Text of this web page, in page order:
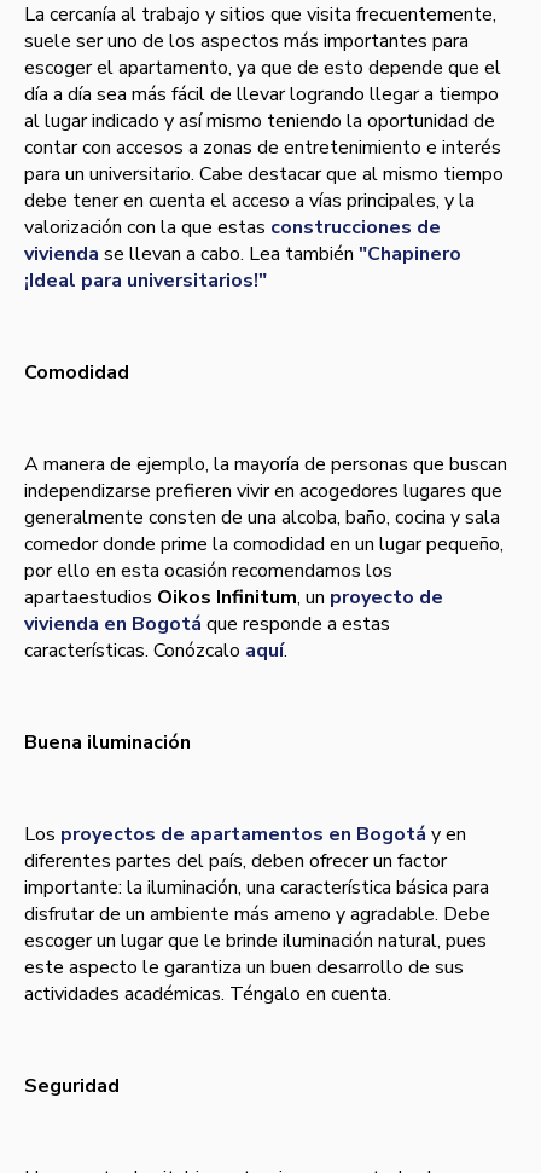
La cercanía al trabajo y sitios que visita frecuentemente,
suele ser uno de los aspectos más importantes para
escoger el apartamento, ya que de esto depende que el
día a día sea más fácil de llevar logrando llegar a tiempo
al lugar indicado y así mismo teniendo la oportunidad de
contar con accesos a zonas de entretenimiento e interés
para un universitario. Cabe destacar que al mismo tiempo
debe tener en cuenta el acceso a vías principales, y la
valorización con la que estas construcciones de
vivienda se llevan a cabo. Lea también "Chapinero
¡Ideal para universitarios!"
Comodidad
A manera de ejemplo, la mayoría de personas que buscan
independizarse prefieren vivir en acogedores lugares que
generalmente consten de una alcoba, baño, cocina y sala
comedor donde prime la comodidad en un lugar pequeño,
por ello en esta ocasión recomendamos los
apartaestudios Oikos Infinitum, un proyecto de
vivienda en Bogotá que responde a estas
características. Conózcalo aquí.
Buena iluminación
Los proyectos de apartamentos en Bogotá y en
diferentes partes del país, deben ofrecer un factor
importante: la iluminación, una característica básica para
disfrutar de un ambiente más ameno y agradable. Debe
escoger un lugar que le brinde iluminación natural, pues
este aspecto le garantiza un buen desarrollo de sus
actividades académicas. Téngalo en cuenta.
Seguridad